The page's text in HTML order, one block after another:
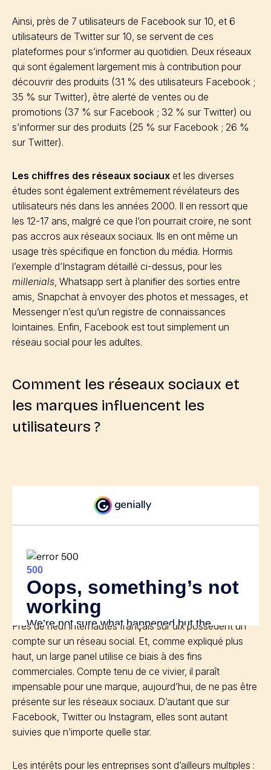
Ainsi, près de 7 utilisateurs de Facebook sur 10, et 6
utilisateurs de Twitter sur 10, se servent de ces
plateformes pour s’informer au quotidien. Deux réseaux
qui sont également largement mis à contribution pour
découvrir des produits (31 % des utilisateurs Facebook ;
35 % sur Twitter), être alerté de ventes ou de
promotions (37 % sur Facebook ; 32 % sur Twitter) ou
s’informer sur des produits (25 % sur Facebook ; 26 %
sur Twitter).
Les chiffres des réseaux sociaux et les diverses
études sont également extrêmement révélateurs des
utilisateurs nés dans les années 2000. Il en ressort que
les 12-17 ans, malgré ce que l’on pourrait croire, ne sont
pas accros aux réseaux sociaux. Ils en ont même un
usage très spécifique en fonction du média. Hormis
l’exemple d’Instagram détaillé ci-dessus, pour les
millenials , Whatsapp sert à planifier des sorties entre
amis, Snapchat à envoyer des photos et messages, et
Messenger n’est qu’un registre de connaissances
lointaines. Enfin, Facebook est tout simplement un
réseau social pour les adultes.
Comment les réseaux sociaux et
les marques influencent les
utilisateurs ?
Près de neuf internautes français sur dix possèdent un
compte sur un réseau social. Et, comme expliqué plus
haut, un large panel utilise ce biais à des fins
commerciales. Compte tenu de ce vivier, il paraît
impensable pour une marque, aujourd’hui, de ne pas être
présente sur les réseaux sociaux. D’autant que sur
Facebook, Twitter ou Instagram, elles sont autant
suivies que n’importe quelle star.
Les intérêts pour les entreprises sont d’ailleurs multiples :